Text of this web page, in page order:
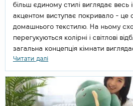
більш єдиному стилі виглядає весь
акцентом виступає покривало - це
домашнього текстилю. На ньому
перегукуються колірні і світлові
загальна концепція кімнати
Читати далі